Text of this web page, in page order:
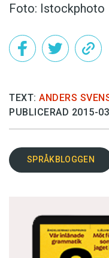
Foto: Istockphoto
TEXT: ANDERS
PUBLICERAD 2015-
SPRÅKBLOGGEN